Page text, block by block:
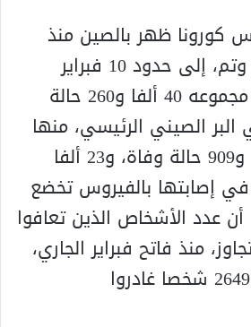
كورونا ظهر بالصين منذ
نهاية دجنبر 2019، وتم، إلى حدود 10 فبراير
الجاري، تسجيل ما مجموعه 40 ألفا و260 حالة
الصيني الرئيسي، منها
6188 حالة خطيرة، و909 حالة وفاة، و23 ألفا
في إصابتها بالفيروس تخضع
عدد الأشخاص الذين تعافوا
منذ فاتح فبراير الجاري،
عدد الوفيات، وأن 2649 شخصا غادروا